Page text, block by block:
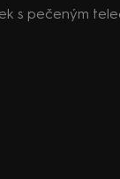
s pečeným